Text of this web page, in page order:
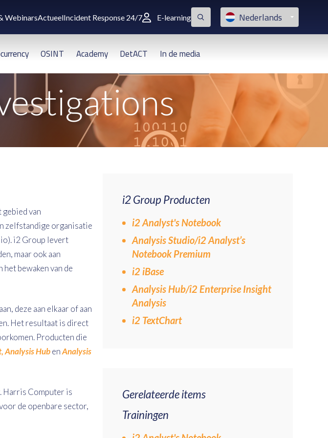
WebinarsActueelIncident Response 24/7 E-learning Nederlands
OSINT Academy DetACT In de media
van
zelfstandige organisatie
i2 Group levert
maar ook aan
bewaken van de
deze aan elkaar of aan
Het resultaat is direct
Producten die
Analysis HubenAnalysis
Harris Computer is
de openbare sector,
i2 Group Producten
i2 Analyst's Notebook
Analysis Studio/i2 Analyst’s
Notebook Premium
i2 iBase
Analysis Hub/i2 Enterprise Insight
Analysis
i2 TextChart
Gerelateerde items
Trainingen